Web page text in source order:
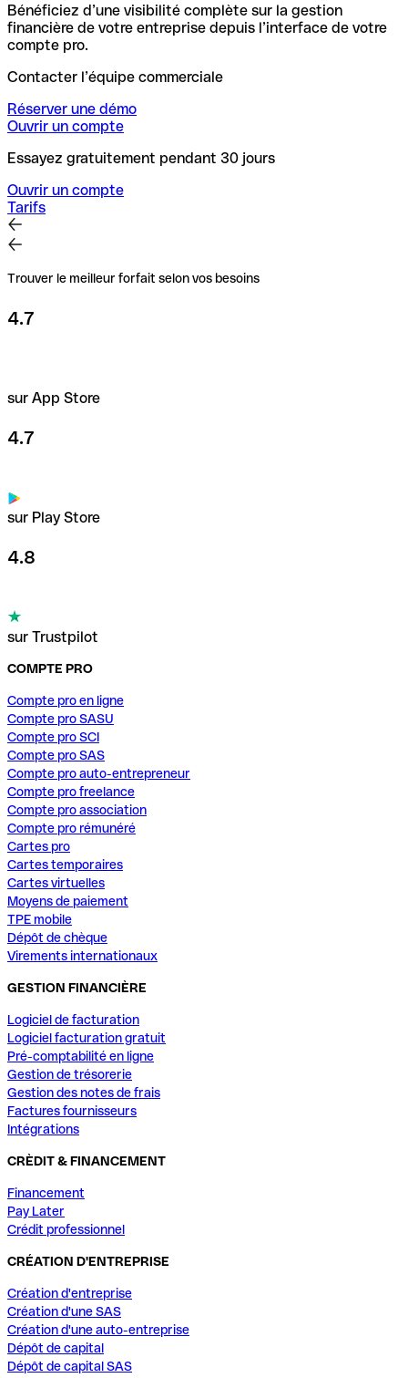
Bénéficiez d’une visibilité complète sur la gestion
financière de votre entreprise depuis l’interface de votre
compte pro.
Contacter l’équipe commerciale
Réserver une démo
Ouvrir un compte
Essayez gratuitement pendant 30 jours
Ouvrir un compte
Tarifs
Trouver le meilleur forfait selon vos besoins
4.7
sur App Store
4.7
sur Play Store
4.8
sur Trustpilot
COMPTE PRO
Compte pro en ligne
Compte pro SASU
Compte pro SCI
Compte pro SAS
Compte pro auto-entrepreneur
Compte pro freelance
Compte pro association
Compte pro rémunéré
Cartes pro
Cartes temporaires
Cartes virtuelles
Moyens de paiement
TPE mobile
Dépôt de chèque
Virements internationaux
GESTION FINANCIÈRE
Logiciel de facturation
Logiciel facturation gratuit
Pré-comptabilité en ligne
Gestion de trésorerie
Gestion des notes de frais
Factures fournisseurs
Intégrations
CRÈDIT & FINANCEMENT
Financement
Pay Later
Crédit professionnel
CRÉATION D'ENTREPRISE
Création d'entreprise
Création d'une SAS
Création d'une auto-entreprise
Dépôt de capital
Dépôt de capital SAS